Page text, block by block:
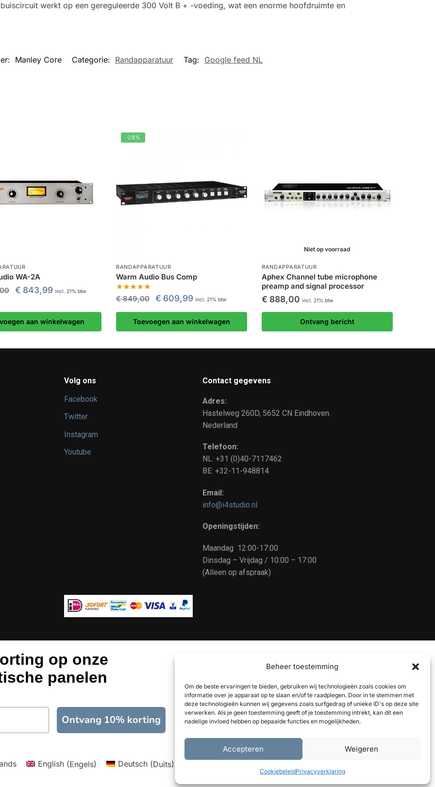
Beheer toestemming
Om de beste ervaringen te bieden, gebruiken wij technologieën zoals cookies om
informatie over je apparaat op te slaan en/of te raadplegen. Door in te stemmen met
deze technologieën kunnen wij gegevens zoals surfgedrag of unieke ID's op deze site
verwerken. Als je geen toestemming geeft of je toestemming intrekt, kan dit een
nadelige invloed hebben op bepaalde functies en mogelijkheden.
Accepteren Weigeren
CookiebeleidPrivacyverklaring
werkt op een gereguleerde 300 Volt B + -voeding, wat een enorme hoofdruimte en
Manley Core Categorie: Randapparatuur Tag: Google feed NL
WA-2A
€ 843,99 incl. 21% btw
aan winkelwagen
-28%
RANDAPPARATUUR
Warm Audio Bus Comp
€849,00 € 609,99 incl. 21% btw
Toevoegen aan winkelwagen
Niet op voorraad
RANDAPPARATUUR
Aphex Channel tube microphone
preamp and signal processor
€ 888,00 incl. 21% btw
Ontvang bericht
Volg ons
Facebook
Twitter
Instagram
Youtube
Contact gegevens
Adres:
Hastelweg 260D, 5652 CN Eindhoven.
Nederland
Telefoon:
NL: +31 (0)40-7117462
BE: +32-11-948814
Email:
info@i4studio.nl
Openingstijden:
Maandag 12:00-17:00
Dinsdag – Vrijdag / 10:00 – 17:00
(Alleen op afspraak)
op onze
panelen
Ontvang 10% korting
English (Engels) Deutsch (Duits)